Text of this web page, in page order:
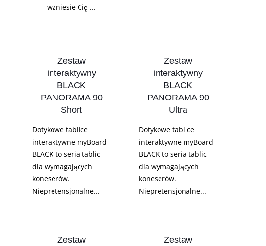
wzniesie Cię ...
Zestaw
interaktywny
BLACK
PANORAMA 90
Short
Dotykowe tablice
interaktywne myBoard
BLACK to seria tablic
dla wymagających
koneserów.
Niepretensjonalne...
Zestaw
interaktywny
BLACK
PANORAMA 90
Ultra
Dotykowe tablice
interaktywne myBoard
BLACK to seria tablic
dla wymagających
koneserów.
Niepretensjonalne...
Zestaw
Zestaw